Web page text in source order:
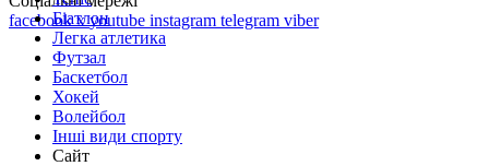
facebookxyoutube instagram telegram viber
Біатлон
Легка атлетика
Футзал
Баскетбол
Хокей
Волейбол
Інші види спорту
Сайт